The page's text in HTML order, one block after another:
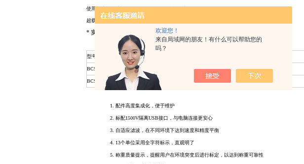
欢迎您！
来自局域网的朋友！有什么可以帮助您的
吗？
使用温度、湿度：0～40℃；≤90%RH 储运温度：-20～50℃
超载范围：125%F.S. 有效超载范围：100%F.S.+2d
* 实验室电子天平 0.01g 精准电子天平秤0.001 万分之一天平秤电子分析天平
型号
BCS-XC-J 410g 0.001
BCS-XC-K Φ 80mm
1. 配件高度集成化，便于维护
2. 标配1500V隔离USB接口，与电脑连接更安心
3. 自适应滤波，在不同环境下达到速度和精度平衡
4. 13个单位采用全字符标示，直观明了
5. 称重质量提示，提醒用户在环境突变后进行标定，以达到称重可靠性